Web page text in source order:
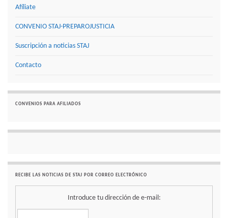
Afíliate
CONVENIO STAJ-PREPAROJUSTICIA
Suscripción a noticias STAJ
Contacto
CONVENIOS PARA AFILIADOS
RECIBE LAS NOTICIAS DE STAJ POR CORREO ELECTRÓNICO
Introduce tu dirección de e-mail: